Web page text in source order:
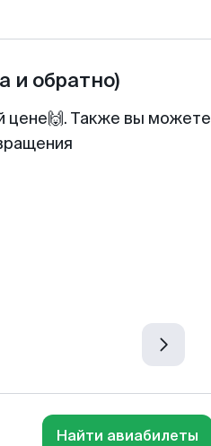
и обратно)
цене🙌. Также вы можете
Найти авиабилеты